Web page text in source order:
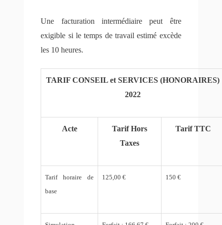
Une facturation intermédiaire peut être
exigible si le temps de travail estimé excède
les 10 heures.
TARIF CONSEIL et SERVICES (HONORAIRES)
2022
Acte
Tarif Hors
Taxes
Tarif TTC
Tarif horaire de
base
125,00 € 150 €